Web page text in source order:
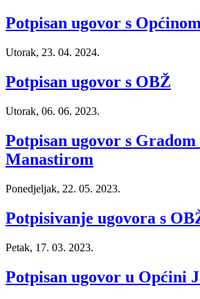
Potpisan ugovor s
Utorak, 23. 04. 2024.
Potpisan ugovor s OBŽ
Utorak, 06. 06. 2023.
Potpisan ugovor s
Manastirom
Ponedjeljak, 22. 05. 2023.
Potpisivanje ugovora s
Petak, 17. 03. 2023.
Potpisan ugovor u Općini